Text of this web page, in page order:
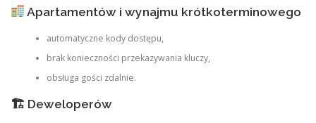
Apartamentów i wynajmu krótkoterminowego
automatyczne kody dostępu,
brak konieczności przekazywania kluczy,
obsługa gości zdalnie.
🏗 Deweloperów